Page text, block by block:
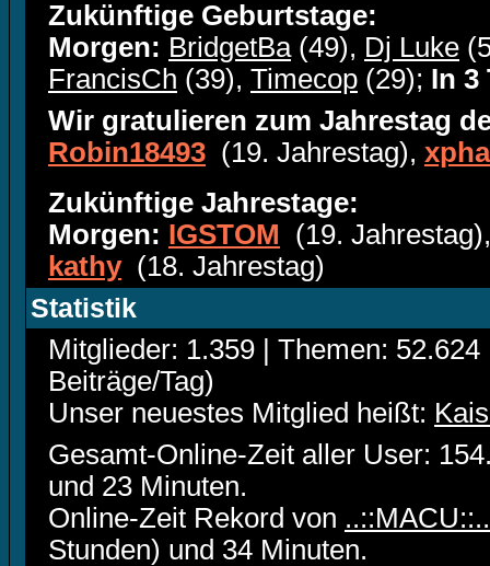
Zukünftige Geburtstage:
Morgen: BridgetBa(49), Dj Luke
FrancisCh (39), Timecop (29); In 3
Wir gratulieren zum Jahrestag
Robin18493 (19. Jahrestag),
Zukünftige Jahrestage:
Morgen: IGSTOM (19.
kathy(18. Jahrestag)
Statistik
Mitglieder: 1.359 | Themen:
Beiträge/Tag)
Unser neuestes Mitglied heißt:
Gesamt-Online-Zeit aller User:
und 23 Minuten.
Online-Zeit Rekord von ..::MACU::..
Stunden) und 34 Minuten.